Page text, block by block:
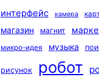
интерфейс камера
магазин магнит
микро-идея музыка
рисунок робот